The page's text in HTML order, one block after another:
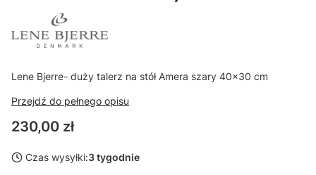
Lene Bjerre- duży talerz na stół Amera szary 40x30 cm
Przejdź do pełnego opisu
Cena
230,00 zł
Czas wysyłki:3 tygodnie